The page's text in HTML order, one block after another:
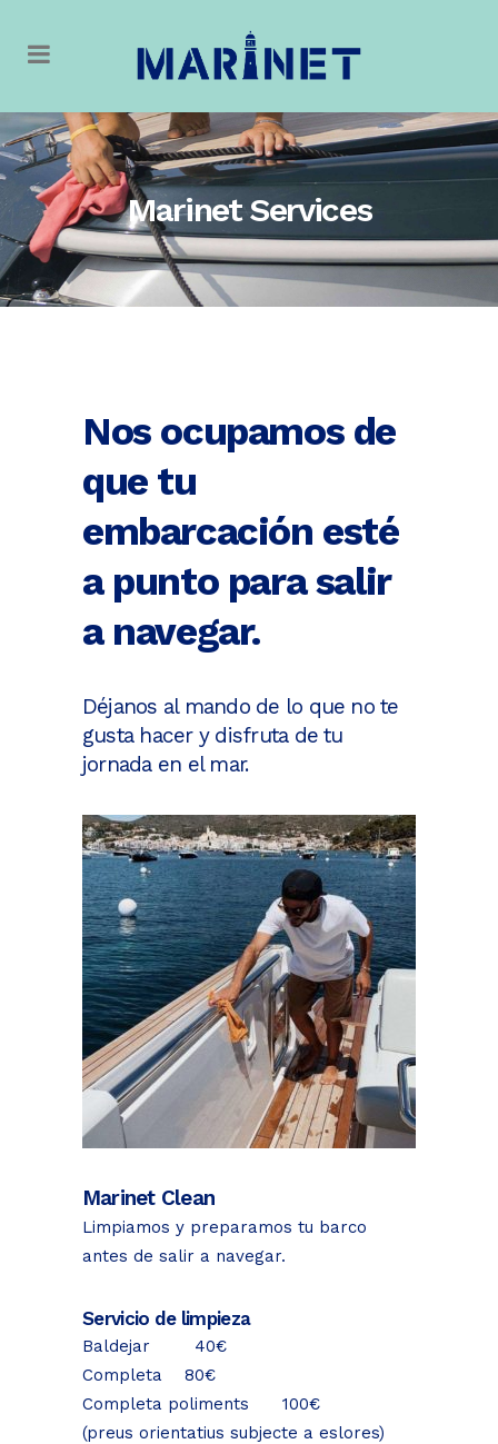
Marinet Services
Nos ocupamos de
que tu
embarcación esté
a punto para salir
a navegar.
Déjanos al mando de lo que no te
gusta hacer y disfruta de tu
jornada en el mar.
Marinet Clean
Limpiamos y preparamos tu barco
antes de salir a navegar.
Servicio de limpieza
Baldejar 40€
Completa 80€
Completa poliments 100€
(preus orientatius subjecte a eslores)